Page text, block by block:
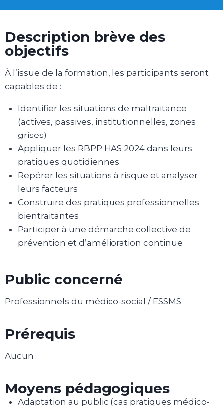
Description brève des
objectifs
À l’issue de la formation, les participants seront
capables de :
Identifier les situations de maltraitance
(actives, passives, institutionnelles, zones
grises)
Appliquer les RBPP HAS 2024 dans leurs
pratiques quotidiennes
Repérer les situations à risque et analyser
leurs facteurs
Construire des pratiques professionnelles
bientraitantes
Participer à une démarche collective de
prévention et d’amélioration continue
Public concerné
Professionnels du médico-social / ESSMS
Prérequis
Aucun
Moyens pédagogiques
Adaptation au public (cas pratiques médico-